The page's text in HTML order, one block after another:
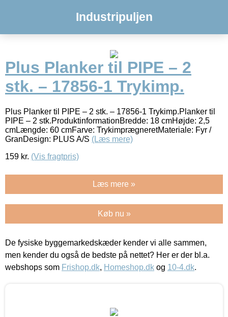
Industripuljen
Plus Planker til PIPE – 2
stk. – 17856-1 Trykimp.
Plus Planker til PIPE – 2 stk. – 17856-1 Trykimp.Planker til
PIPE – 2 stk.ProduktinformationBredde: 18 cmHøjde: 2,5
cmLængde: 60 cmFarve: TrykimprægneretMateriale: Fyr /
GranDesign: PLUS A/S (Læs mere)
159 kr. (Vis fragtpris)
Læs mere »
Køb nu »
De fysiske byggemarkedskæder kender vi alle sammen,
men kender du også de bedste på nettet? Her er der bl.a.
webshops som Frishop.dk, Homeshop.dk og 10-4.dk.